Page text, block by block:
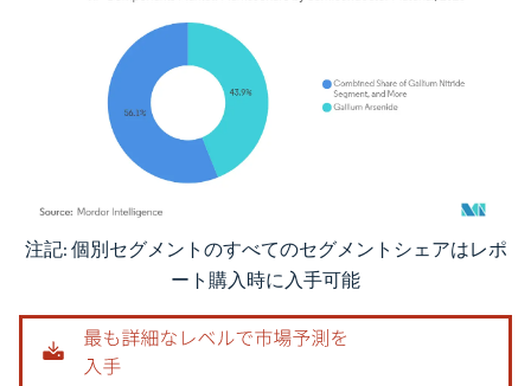
画像 © Mordor Intelligence。再利用にはCC BY 4.0の表示が必要です。
注記: 個別セグメントのすべてのセグメントシェアはレポ
ート購入時に入手可能